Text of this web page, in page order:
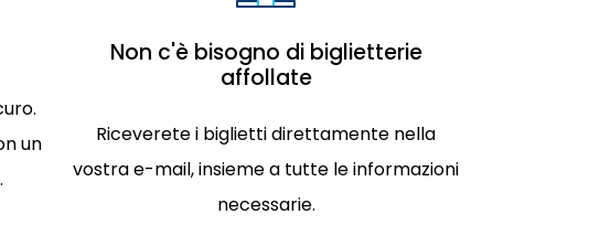
un
Non c'è bisogno di biglietterie
affollate
Riceverete i biglietti direttamente nella
vostra e-mail, insieme a tutte le informazioni
necessarie.